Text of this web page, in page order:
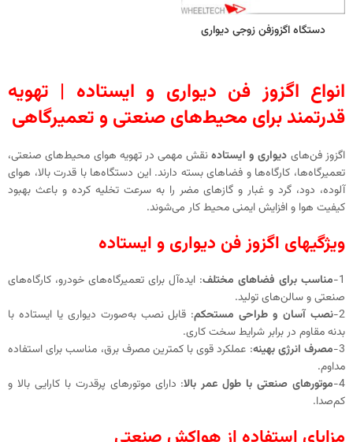
دستگاه اگزوزفن زوجی دیواری
انواع اگزوز فن دیواری و ایستاده | تهویه
قدرتمند برای محیط‌های صنعتی و تعمیرگاهی
اگزوز فن‌های دیواری و ایستادهنقش مهمی در تهویه هوای محیط‌های صنعتی،
تعمیرگاه‌ها، کارگاه‌ها و فضاهای بسته دارند. این دستگاه‌ها با قدرت بالا، هوای
آلوده، دود، گرد و غبار و گازهای مضر را به‌ سرعت تخلیه کرده و باعث بهبود
کیفیت هوا و افزایش ایمنی محیط کار می‌شوند.
ویژگیهای اگزوز فن دیواری و ایستاده
1- مناسب برای فضاهای مختلف: ایده‌آل برای تعمیرگاه‌های خودرو، کارگاه‌های
صنعتی و سالن‌های تولید.
2- نصب آسان و طراحی مستحکم: قابل نصب به‌صورت دیواری یا ایستاده با
بدنه مقاوم در برابر شرایط سخت کاری.
3- مصرف انرژی بهینه: عملکرد قوی با کمترین مصرف برق، مناسب برای استفاده
مداوم.
4- موتورهای صنعتی با طول عمر بالا: دارای موتورهای پرقدرت با کارایی بالا و
کم‌صدا.